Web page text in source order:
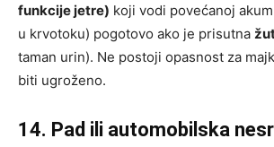
funkcije jetre) koji vodi povećanoj
u krvotoku) pogotovo ako je prisutna
taman urin). Ne postoji opasnost za
biti ugroženo.
14. Pad ili automobilska